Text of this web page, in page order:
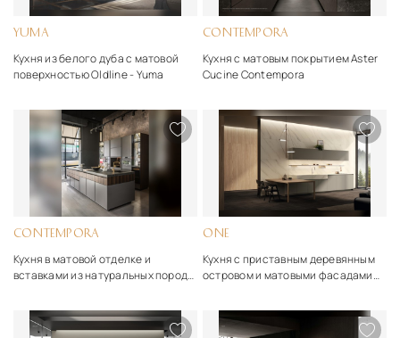
YUMA
Кухня из белого дуба с матовой
поверхностью Oldline - Yuma
CONTEMPORA
Кухня с матовым покрытием Aster
Cucine Contempora
CONTEMPORA
Кухня в матовой отделке и
вставками из натуральных пород
ONE
Кухня с приставным деревянным
островом и матовыми фасадами